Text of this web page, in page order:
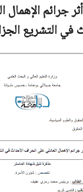
أثر جرائم
في التشريع